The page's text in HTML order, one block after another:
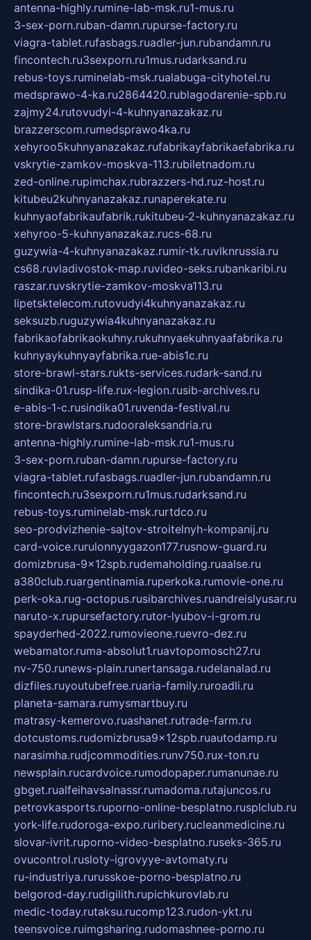
antenna-highly.rumine-lab-msk.ru1-mus.ru
3-sex-porn.ruban-damn.rupurse-factory.ru
viagra-tablet.rufasbags.ruadler-jun.rubandamn.ru
fincontech.ru3sexporn.ru1mus.rudarksand.ru
rebus-toys.ruminelab-msk.rualabuga-cityhotel.ru
medsprawo-4-ka.ru2864420.rublagodarenie-spb.ru
zajmy24.rutovudyi-4-kuhnyanazakaz.ru
brazzerscom.rumedsprawo4ka.ru
xehyroo5kuhnyanazakaz.rufabrikayfabrikaefabrika.ru
vskrytie-zamkov-moskva-113.rubiletnadom.ru
zed-online.rupimchax.rubrazzers-hd.ruz-host.ru
kitubeu2kuhnyanazakaz.runaperekate.ru
kuhnyaofabrikaufabrik.rukitubeu-2-kuhnyanazakaz.ru
xehyroo-5-kuhnyanazakaz.rucs-68.ru
guzywia-4-kuhnyanazakaz.rumir-tk.ruvlknrussia.ru
cs68.ruvladivostok-map.ruvideo-seks.rubankaribi.ru
raszar.ruvskrytie-zamkov-moskva113.ru
lipetsktelecom.rutovudyi4kuhnyanazakaz.ru
seksuzb.ruguzywia4kuhnyanazakaz.ru
fabrikaofabrikaokuhny.rukuhnyaekuhnyaafabrika.ru
kuhnyaykuhnyayfabrika.rue-abis1c.ru
store-brawl-stars.rukts-services.rudark-sand.ru
sindika-01.rusp-life.rux-legion.rusib-archives.ru
e-abis-1-c.rusindika01.ruvenda-festival.ru
store-brawlstars.rudooraleksandria.ru
antenna-highly.rumine-lab-msk.ru1-mus.ru
3-sex-porn.ruban-damn.rupurse-factory.ru
viagra-tablet.rufasbags.ruadler-jun.rubandamn.ru
fincontech.ru3sexporn.ru1mus.rudarksand.ru
rebus-toys.ruminelab-msk.rurtdco.ru
seo-prodvizhenie-sajtov-stroitelnyh-kompanij.ru
card-voice.rurulonnyygazon177.rusnow-guard.ru
domizbrusa-9x12spb.rudemaholding.ruaalse.ru
a380club.ruargentinamia.ruperkoka.rumovie-one.ru
perk-oka.rug-octopus.rusibarchives.ruandreislyusar.ru
naruto-x.rupursefactory.rutor-lyubov-i-grom.ru
spayderhed-2022.rumovieone.ruevro-dez.ru
webamator.ruma-absolut1.ruavtopomosch27.ru
nv-750.runews-plain.runertansaga.rudelanalad.ru
dizfiles.ruyoutubefree.ruaria-family.ruroadli.ru
planeta-samara.rumysmartbuy.ru
matrasy-kemerovo.ruashanet.rutrade-farm.ru
dotcustoms.rudomizbrusa9x12spb.ruautodamp.ru
narasimha.rudjcommodities.runv750.rux-ton.ru
newsplain.rucardvoice.rumodopaper.rumanunae.ru
gbget.rualfeihavsalnassr.rumadoma.rutajuncos.ru
petrovkasports.ruporno-online-besplatno.rusplclub.ru
york-life.rudoroga-expo.ruribery.rucleanmedicine.ru
slovar-ivrit.ruporno-video-besplatno.ruseks-365.ru
ovucontrol.rusloty-igrovyye-avtomaty.ru
ru-industriya.rurusskoe-porno-besplatno.ru
belgorod-day.rudigilith.rupichkurovlab.ru
medic-today.rutaksu.rucomp123.rudon-ykt.ru
teensvoice.ruimgsharing.rudomashnee-porno.ru